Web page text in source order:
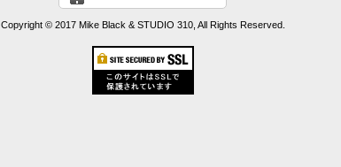
Copyright © 2017 Mike Black & STUDIO 310, All Rights Reserved.